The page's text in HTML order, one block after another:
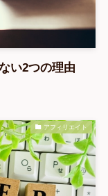
い2つの理由
アフィリエイト